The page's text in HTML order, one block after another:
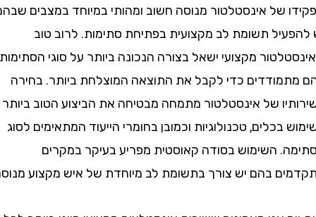
של אינסטלטור מנוסה חשוב ומהותי במיוחד במצבים שבהם
תשומת לב מקצועית בפתיחת סתימות. לרוב טוב
מקצועי ישאל בצורה הנכונה ביותר על סוגי הסתימות
כדי לקבל את התוצאה המוצלחת ביותר. בחירה
של אינסטלטור מתמחה מבטיחה את הביצוע הטוב ביותר
בכלים, טכנולוגיות וכמובן בחומרי הייעוד המתאימים לסוג
השימוש בסודה קאוסטית מפריע בעיקר במקרים
בהם יש צורך בתשומת לב מיוחדת של איש מקצוע מנוסה.